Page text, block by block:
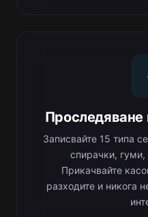
Записвайте 15 типа
спирачки,
Прикачвайте
разходите и никога